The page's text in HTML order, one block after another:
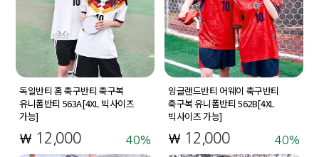
독일반티 홈 축구반티 축구복
유니폼반티 563A[4XL 빅사이즈
가능]
12,000 40
잉글랜드반티 어웨이 축구반티
축구복 유니폼반티 562B[4XL
빅사이즈 가능]
12,000 40